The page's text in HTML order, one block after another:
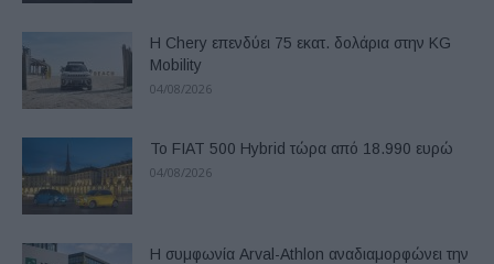
Η Chery επενδύει 75 εκατ. δολάρια στην KG
Mobility
04/08/2026
Το FIAT 500 Hybrid τώρα από 18.990 ευρώ
04/08/2026
Η συμφωνία Arval-Athlon αναδιαμορφώνει την